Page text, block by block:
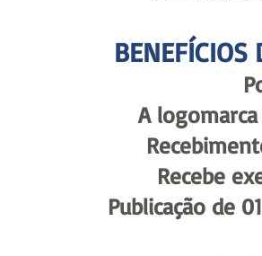
BENEFÍCIOS
A
Recebe
Publicação de